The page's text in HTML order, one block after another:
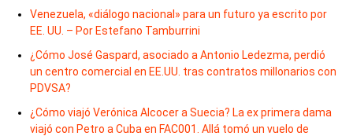
Venezuela, «diálogo nacional» para un futuro ya escrito por
EE. UU. – Por Estefano Tamburrini
¿Cómo José Gaspard, asociado a Antonio Ledezma, perdió
un centro comercial en EE.UU. tras contratos millonarios con
PDVSA?
¿Cómo viajó Verónica Alcocer a Suecia? La ex primera dama
viajó con Petro a Cuba en FAC001. Allá tomó un vuelo de